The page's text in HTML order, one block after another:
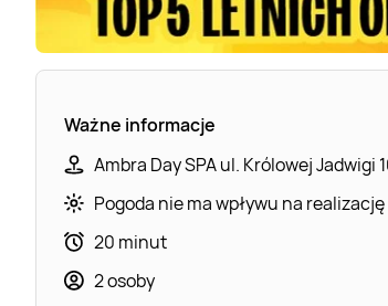
Ważne informacje
Ambra Day SPA ul. Królowej Jadwigi
Pogoda nie ma wpływu na realizację
20 minut
2 osoby